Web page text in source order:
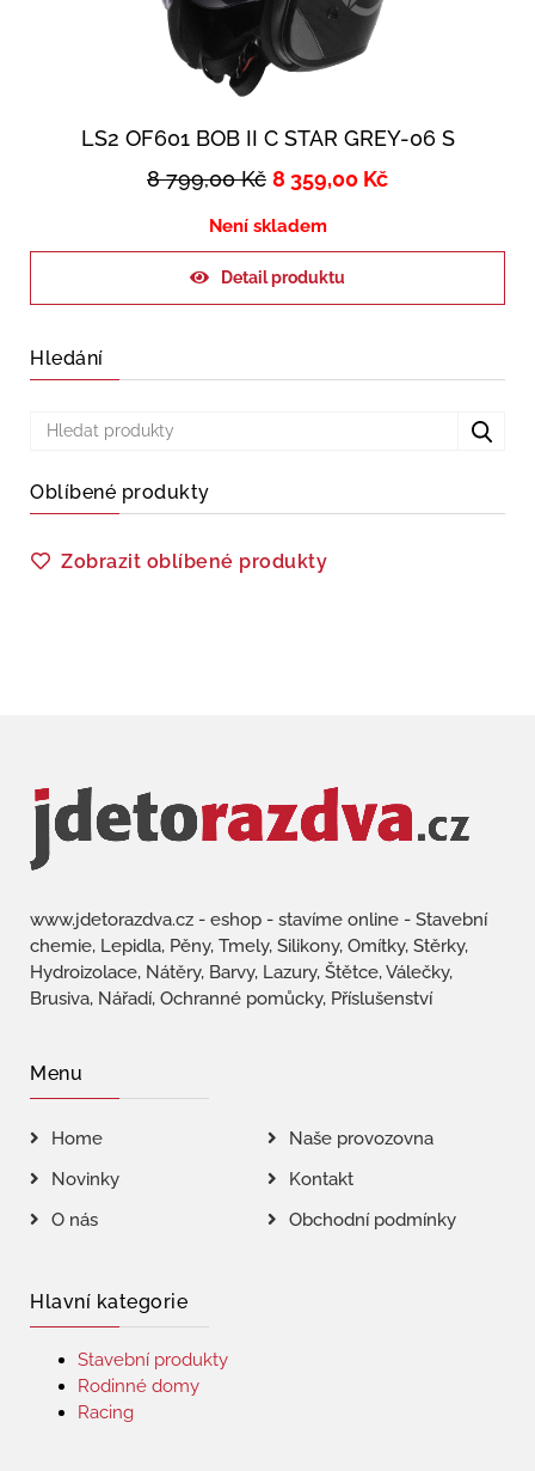
LS2 OF601 BOB II C STAR GREY-06 S
8 799,00Kč 8 359,00 Kč
Není skladem
Detail produktu
Hledání
Oblíbené produkty
Zobrazit oblíbené produkty
www.jdetorazdva.cz - eshop - stavíme online - Stavební
chemie, Lepidla, Pěny, Tmely, Silikony, Omítky, Stěrky,
Hydroizolace, Nátěry, Barvy, Lazury, Štětce, Válečky,
Brusiva, Nářadí, Ochranné pomůcky, Příslušenství
Menu
Home
Naše provozovna
Novinky
Kontakt
O nás
Obchodní podmínky
Hlavní kategorie
Stavební produkty
Rodinné domy
Racing